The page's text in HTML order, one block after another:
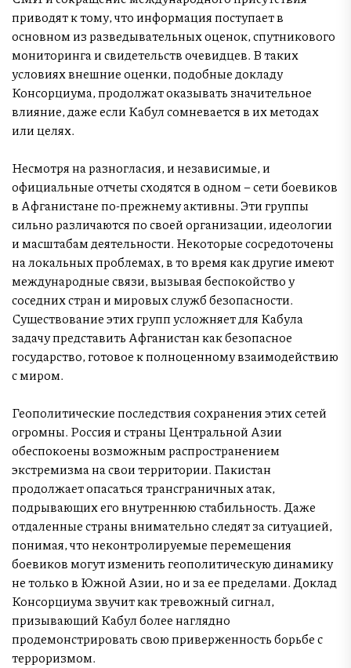
приводят к тому, что информация поступает в
основном из разведывательных оценок, спутникового
мониторинга и свидетельств очевидцев. В таких
условиях внешние оценки, подобные докладу
Консорциума, продолжат оказывать значительное
влияние, даже если Кабул сомневается в их методах
или целях.
Несмотря на разногласия, и независимые, и
официальные отчеты сходятся в одном – сети боевиков
в Афганистане по-прежнему активны. Эти группы
сильно различаются по своей организации, идеологии
и масштабам деятельности. Некоторые сосредоточены
на локальных проблемах, в то время как другие имеют
международные связи, вызывая беспокойство у
соседних стран и мировых служб безопасности.
Существование этих групп усложняет для Кабула
задачу представить Афганистан как безопасное
государство, готовое к полноценному взаимодействию
с миром.
Геополитические последствия сохранения этих сетей
огромны. Россия и страны Центральной Азии
обеспокоены возможным распространением
экстремизма на свои территории. Пакистан
продолжает опасаться трансграничных атак,
подрывающих его внутреннюю стабильность. Даже
отдаленные страны внимательно следят за ситуацией,
понимая, что неконтролируемые перемещения
боевиков могут изменить геополитическую динамику
не только в Южной Азии, но и за ее пределами. Доклад
Консорциума звучит как тревожный сигнал,
призывающий Кабул более наглядно
продемонстрировать свою приверженность борьбе с
терроризмом.